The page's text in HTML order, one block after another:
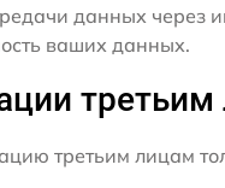
данных
ваших данных.
третьим
третьим лицам